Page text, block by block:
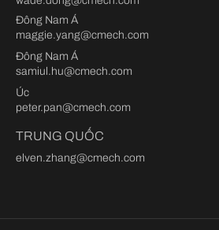
Đông Nam Á
maggie.yang@cmech.com
Đông Nam Á
samiul.hu@cmech.com
Úc
peter.pan@cmech.com
TRUNG QUỐC
elven.zhang@cmech.com